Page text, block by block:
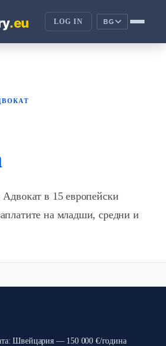
LOG IN BG
Адвокат в 15 европейски
на младши, средни и
Швейцария — 150 000 €/година